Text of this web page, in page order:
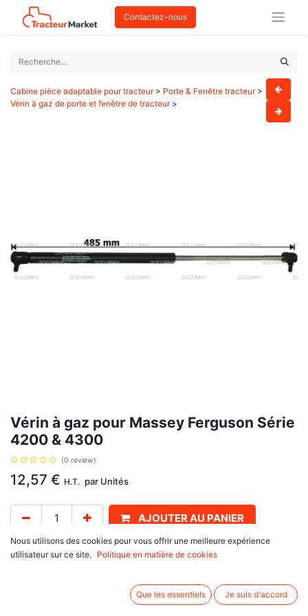
Contactez-nous
Cabine pièce adaptable pour tracteur> Porte & Fenêtre tracteur>
Vérin à gaz de porte et fenêtre de tracteur>
Vérin à gaz pour Massey Ferguson Série
4200 & 4300
(0 review)
12,57 € H.T. par Unités
AJOUTER AU PANIER
Délai de livraison : 1 semaine
3804759M1,3805354M1,3806767M1,3904695M1. Se monte sur Massey
Ferguson, séries 4200 et 4300 : 4215, 4220, 4225, 4235, 4240, 4245,
Nous utilisons des cookies pour vous offrir une meilleure expérience
utilisateur sur ce site.
Politique en matière de cookies
Que les essentiels Je suis d'accord